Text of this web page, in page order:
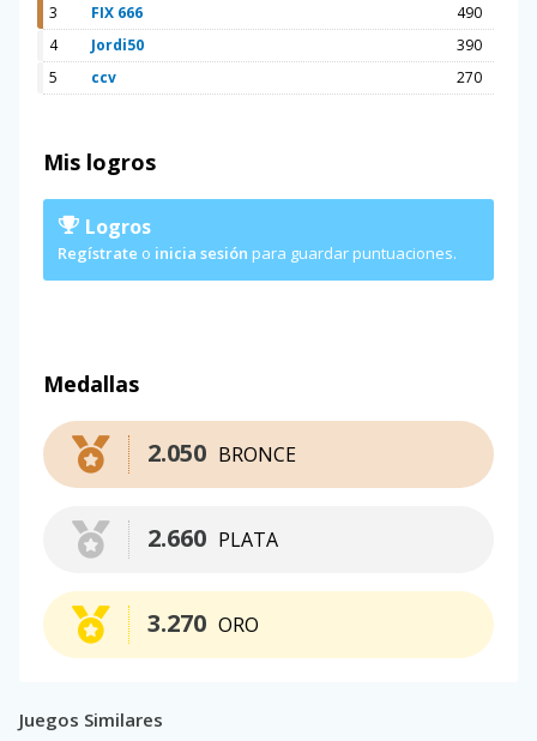
3
FIX 666
490
4
Jordi50
390
5
ccv 270
Mis logros
Logros
Regístrate o inicia sesión para guardar puntuaciones.
Medallas
BRONCE
2.050
PLATA
2.660
ORO
3.270
Juegos Similares